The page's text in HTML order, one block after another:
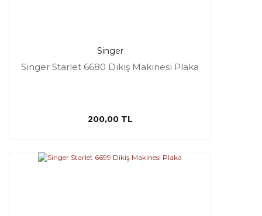
Singer
Singer Starlet 6680 Dikiş Makinesi Plaka
200,00 TL